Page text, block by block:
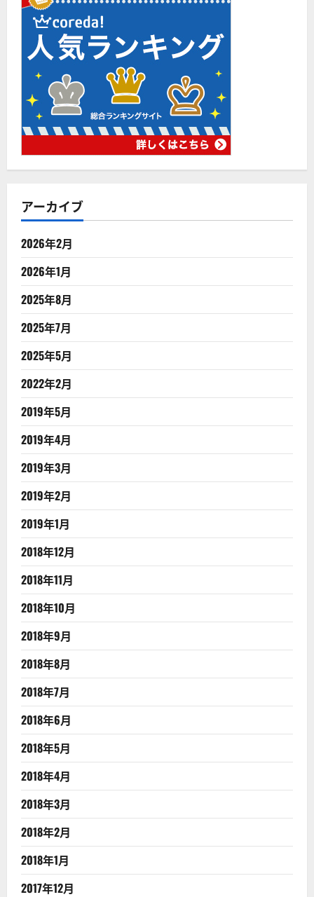
アーカイブ
2026年2月
2026年1月
2025年8月
2025年7月
2025年5月
2022年2月
2019年5月
2019年4月
2019年3月
2019年2月
2019年1月
2018年12月
2018年11月
2018年10月
2018年9月
2018年8月
2018年7月
2018年6月
2018年5月
2018年4月
2018年3月
2018年2月
2018年1月
2017年12月